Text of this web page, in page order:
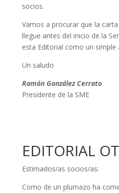
socios.
Vamos a procurar que la
llegue antes del inicio de la
esta Editorial como un simple
Un saludo
Ramón González Cerrato
Presidente de la SME
EDITORIAL
Estimados/as socios/as:
Como de un plumazo ha